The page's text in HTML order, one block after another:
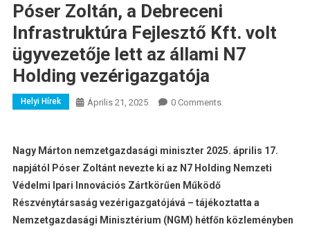
Póser Zoltán, a Debreceni
Infrastruktúra Fejlesztő Kft. volt
ügyvezetője lett az állami N7
Holding vezérigazgatója
Helyi Hírek Április 21, 2025 0 Comments
Nagy Márton nemzetgazdasági miniszter 2025. április 17.
napjától Póser Zoltánt nevezte ki az N7 Holding Nemzeti
Védelmi Ipari Innovációs Zártkörűen Működő
Részvénytársaság vezérigazgatójává – tájékoztatta a
Nemzetgazdasági Minisztérium (NGM) hétfőn közleményben